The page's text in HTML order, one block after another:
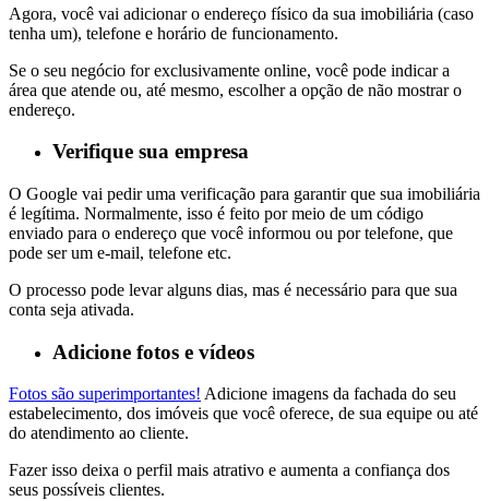
Agora, você vai adicionar o endereço físico da sua imobiliária (caso
tenha um), telefone e horário de funcionamento.
Se o seu negócio for exclusivamente online, você pode indicar a
área que atende ou, até mesmo, escolher a opção de não mostrar o
endereço.
Verifique sua empresa
O Google vai pedir uma verificação para garantir que sua imobiliária
é legítima. Normalmente, isso é feito por meio de um código
enviado para o endereço que você informou ou por telefone, que
pode ser um e-mail, telefone etc.
O processo pode levar alguns dias, mas é necessário para que sua
conta seja ativada.
Adicione fotos e vídeos
Fotos são superimportantes! Adicione imagens da fachada do seu
estabelecimento, dos imóveis que você oferece, de sua equipe ou até
do atendimento ao cliente.
Fazer isso deixa o perfil mais atrativo e aumenta a confiança dos
seus possíveis clientes.